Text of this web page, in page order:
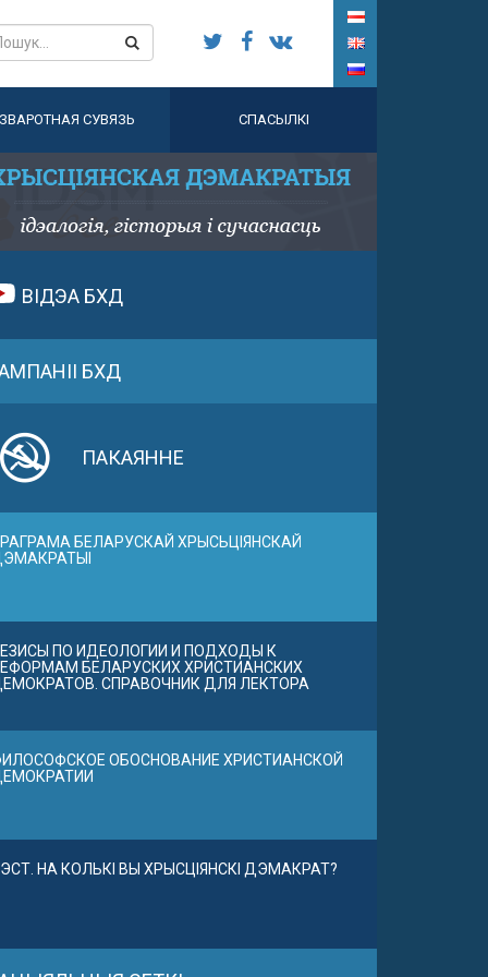
ЗВАРОТНАЯ СУВЯЗЬ СПАСЫЛКІ
ВІДЭА БХД
БХД
ПАКАЯННЕ
БЕЛАРУСКАЙ ХРЫСЬЦІЯНСКАЙ
ПО ИДЕОЛОГИИ И ПОДХОДЫ К
БЕЛАРУСКИХ ХРИСТИАНСКИХ
СПРАВОЧНИК ДЛЯ ЛЕКТОРА
ОБОСНОВАНИЕ ХРИСТИАНСКОЙ
НА КОЛЬКІ ВЫ ХРЫСЦІЯНСКІ ДЭМАКРАТ?